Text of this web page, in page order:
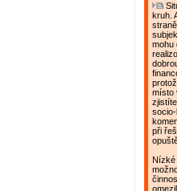
kruh.
mohu
místo
při
Nízké